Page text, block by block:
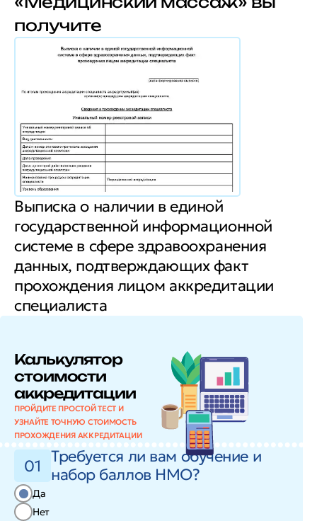
получите
Выписка о наличии в единой
государственной информационной
системе в сфере здравоохранения
данных, подтверждающих факт
прохождения лицом аккредитации
специалиста
Калькулятор
стоимости
аккредитации
ПРОЙДИТЕ ПРОСТОЙ ТЕСТ И
УЗНАЙТЕ ТОЧНУЮ СТОИМОСТЬ
ПРОХОЖДЕНИЯ АККРЕДИТАЦИИ
01 Требуется ли вам обучение и
набор баллов НМО?
Да
Нет